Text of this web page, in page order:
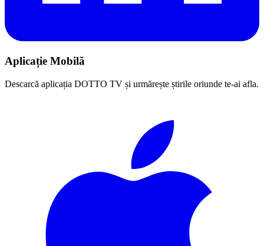
Aplicație Mobilă
Descarcă aplicația DOTTO TV și urmărește știrile oriunde te-ai afla.